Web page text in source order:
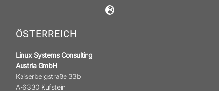
ÖSTERREICH
Linux Systems Consulting
Austria GmbH
Kaiserbergstraße 33b
A-6330 Kufstein